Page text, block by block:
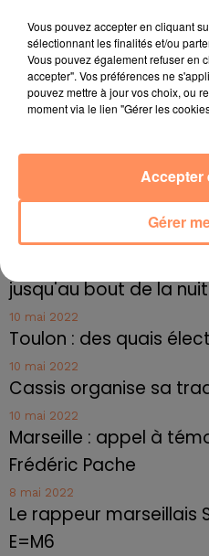
Risques : listériose (toxi-
fil actus
4 juillet 2022
Marseille : une
relation extras et...
27 juin 2022
jusqu'au bout de la
10 mai 2022
Toulon : des quais
10 mai 2022
Cassis organise sa
10 mai 2022
Marseille : appel à
Frédéric Pache
8 mai 2022
Le rappeur marseillais
E=M6
Vous pouvez accepter en cliquant
sélectionnant les finalités et/ou
Vous pouvez également refuser en
accepter". Vos préférences ne
pouvez mettre à jour vos choix, ou
moment via le lien "Gérer les
Gérer
Accepter